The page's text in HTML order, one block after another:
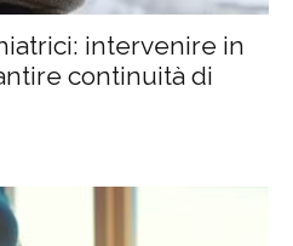
intervenire in
continuità di